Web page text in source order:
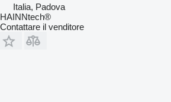
Italia, Padova
HAINNtech®
Contattare il venditore